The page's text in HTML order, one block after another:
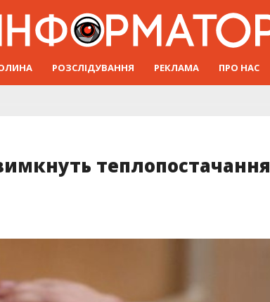
РОЗСЛІДУВАННЯ РЕКЛАМА ПРО НАС
теплопостачання